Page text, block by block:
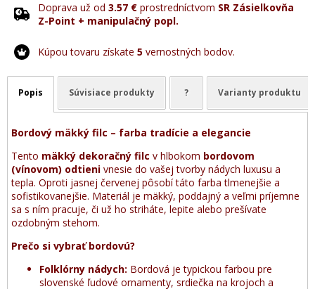
Doprava už od 3.57 € prostredníctvom SR Zásielkovňa
Z-Point + manipulačný popl.
Kúpou tovaru získate 5 vernostných bodov.
Popis Súvisiace produkty ? Varianty produktu
Bordový mäkký filc – farba tradície a elegancie
Tento mäkký dekoračný filc v hlbokom bordovom
(vínovom) odtieni vnesie do vašej tvorby nádych luxusu a
tepla. Oproti jasnej červenej pôsobí táto farba tlmenejšie a
sofistikovanejšie. Materiál je mäkký, poddajný a veľmi príjemne
sa s ním pracuje, či už ho striháte, lepite alebo prešívate
ozdobným stehom.
Prečo si vybrať bordovú?
Folklórny nádych: Bordová je typickou farbou pre
slovenské ľudové ornamenty, srdiečka na krojoch a